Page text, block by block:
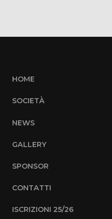
HOME
SOCIETÀ
NEWS
GALLERY
SPONSOR
CONTATTI
ISCRIZIONI 25/26